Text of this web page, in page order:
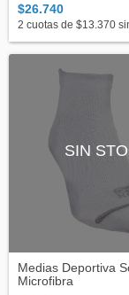
$26.740
2 cuotas de $13.370
SIN
Medias Deportiva
Microfibra